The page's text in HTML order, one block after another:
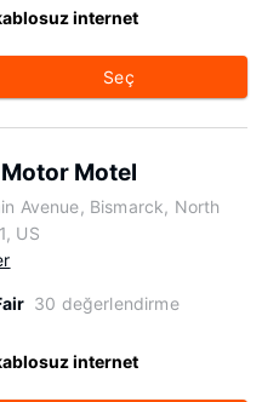
internet
Seç
Motel
Avenue, Bismarck, North
US
30 değerlendirme
internet